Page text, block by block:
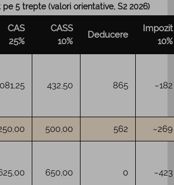
5 trepte (valori orientative, S2 2026)
CAS
25%
CASS
10%
Deducere
Impozit
10%
432,50 865 ~182
500,00 562 ~269
650,00 0 ~423